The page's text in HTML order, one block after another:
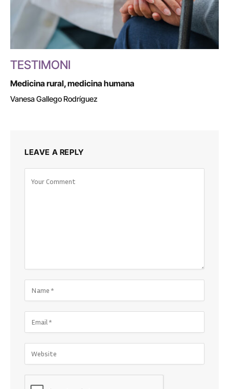
TESTIMONI
Medicina rural, medicina humana
Vanesa Gallego Rodríguez
LEAVE A REPLY